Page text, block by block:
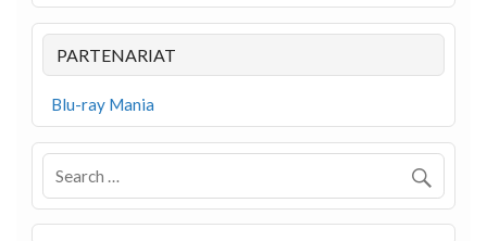
PARTENARIAT
Blu-ray Mania